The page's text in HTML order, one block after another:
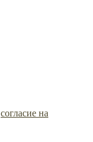
согласие на